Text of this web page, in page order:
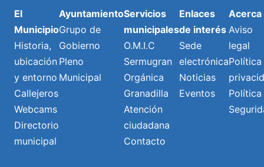
El
Municipio
Historia,
ubicación
y entorno
Callejeros
Webcams
Directorio
municipal
Ayuntamiento
Grupo de
Gobierno
Pleno
Municipal
Servicios
municipales
O.M.I.C
Sermugran
Orgánica
Granadilla
Atención
ciudadana
Contacto
Enlaces
de interés
Sede
electrónica
Noticias
Eventos
Acerca
Aviso
legal
Política
Política